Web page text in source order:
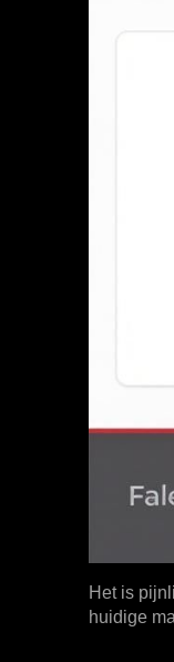
Het is
huidige